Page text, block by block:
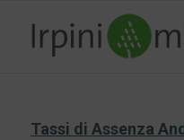
Tassi di Assenza